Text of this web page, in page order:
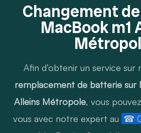
Changement
MacBook m1
Afin d’obtenir un service sur
remplacement de batterie sur
Alleins Métropole, vous
vous avec notre expert au ☎